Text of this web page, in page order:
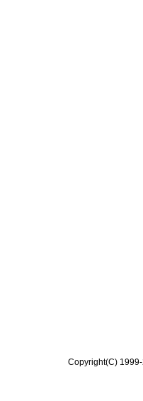
Copyright(C)